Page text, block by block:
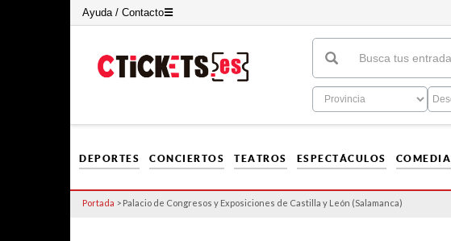
Ayuda / Contacto☰
DEPORTES CONCIERTOS TEATROS ESPECTÁCULOS COMEDIA
Portada > Palacio de Congresos y Exposiciones de Castilla y León (Salamanca)